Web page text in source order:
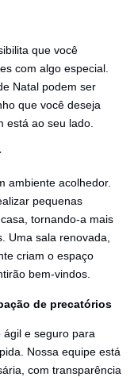
que você
com algo especial.
Natal podem ser
que você deseja
está ao seu lado.
ambiente acolhedor.
pequenas
tornando-a mais
Uma sala renovada,
criam o espaço
bem-vindos.
de precatórios
ágil e seguro para
Nossa equipe está
com transparência